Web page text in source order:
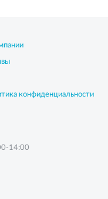
конфиденциальности
14:00